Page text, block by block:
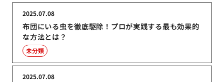
布団にいる虫を徹底駆除！プロが実践する最も効果的
な方法とは？
2025.07.08
未分類
2025.07.08